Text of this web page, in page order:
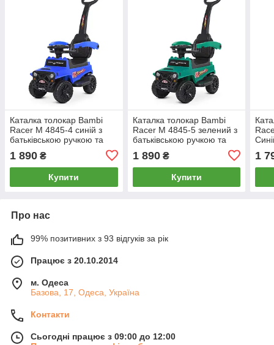
Каталка толокар Bambi
Racer M 4845-4 синій з
батьківською ручкою та
1 890 ₴
Купити
Каталка толокар Bambi
Racer M 4845-5 зелений з
батьківською ручкою та
1 890₴
Купити
1
Про нас
99% позитивних з 93 відгуків за рік
Працює з 20.10.2014
м. Одеса
Базова, 17, Одеса, Україна
Контакти
Сьогодні працює з 09:00 до 12:00